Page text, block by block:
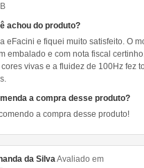
achou do produto?
eFacini e fiquei muito satisfeito. O
embalado e com nota fiscal
vivas e a fluidez de 100Hz fez
a compra desse produto?
a compra desse produto!
da SilvaAvaliado em